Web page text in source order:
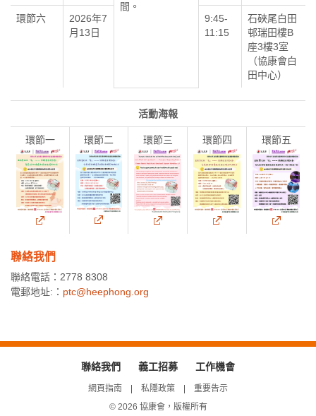
間。
環節六
2026年7
月13日
9:45-
11:15
石硤尾白田
邨瑞田樓B
座3樓3室
（協康會白
田中心）
活動海報
環節一 環節二 環節三 環節四 環節五
聯絡我們
聯絡電話：2778 8308
電郵地址:： ptc@heephong.org
聯絡我們 義工招募 工作機會
網頁指南 私隱政策
重要告示
© 2026 協康會，版權所有